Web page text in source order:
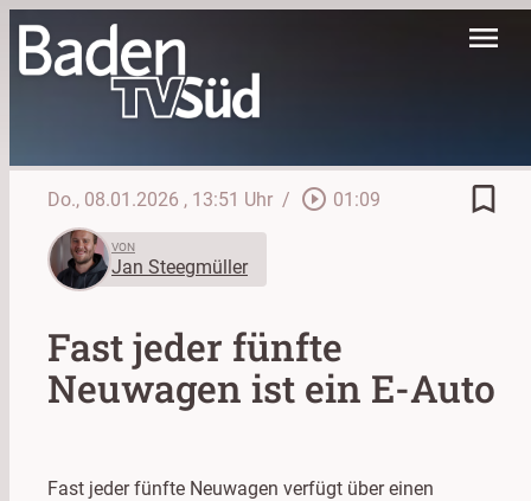
menu
Do., 08.01.2026 , 13:51 Uhr / play_circle_outline 01:09 bookmark_border
VON
Jan Steegmüller
Fast jeder fünfte
Neuwagen ist ein E-Auto
Fast jeder fünfte Neuwagen verfügt über einen